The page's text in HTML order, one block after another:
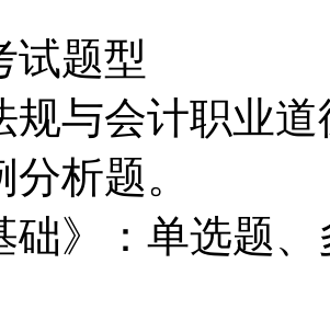
试题型
规与会计职业
析题。
础》：单选题